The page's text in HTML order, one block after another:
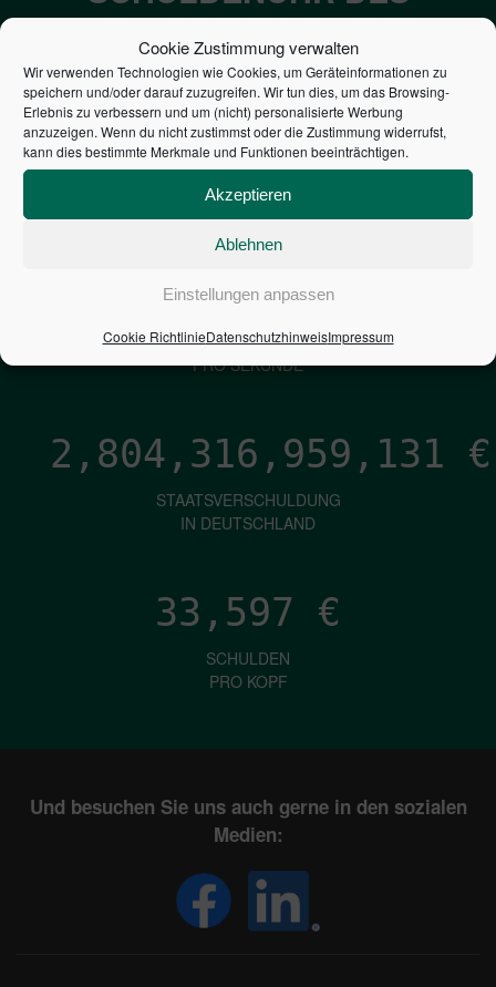
Cookie Zustimmung verwalten
Wir verwenden Technologien wie Cookies, um Geräteinformationen zu
speichern und/oder darauf zuzugreifen. Wir tun dies, um das Browsing-
Erlebnis zu verbessern und um (nicht) personalisierte Werbung
anzuzeigen. Wenn du nicht zustimmst oder die Zustimmung widerrufst,
kann dies bestimmte Merkmale und Funktionen beeinträchtigen.
Akzeptieren
Ablehnen
Einstellungen anpassen
Cookie RichtlinieDatenschutzhinweisImpressum
BUNDES DER
STEUERZAHLER
7,052€
PRO SEKUNDE
1,601€
ZINSEN
PRO SEKUNDE
2,804,316,960,400 €
STAATSVERSCHULDUNG
IN DEUTSCHLAND
33,597 €
SCHULDEN
PRO KOPF
Und besuchen Sie uns auch gerne in den sozialen
Medien: